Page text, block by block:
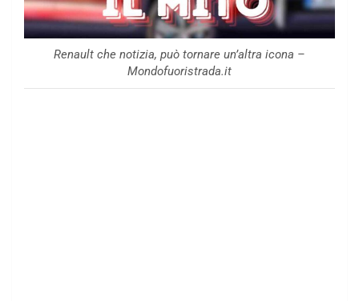
Renault che notizia, può tornare un’altra icona –
Mondofuoristrada.it